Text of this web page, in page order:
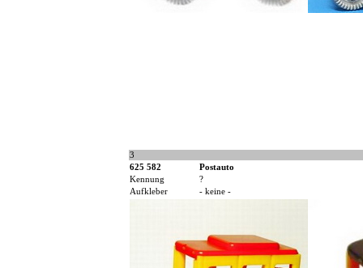
3
625 582
Postauto
Kennung
?
Aufkleber
- keine -